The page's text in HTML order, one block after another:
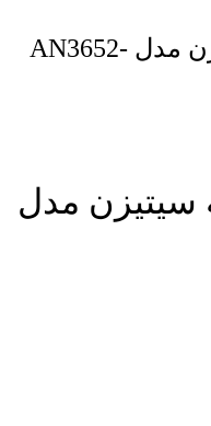
ساعت مچی مردانه سیتیزن مدل AN3652-
مدل